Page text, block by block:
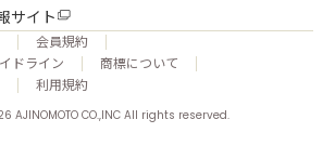
サイト
会員規約
ドライン
商標について
利用規約
CO.,INC All rights reserved.